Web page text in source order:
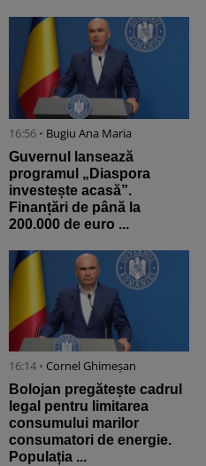
16:56 • Bugiu ⁠Ana Maria
Guvernul lansează
programul „Diaspora
investește acasă”.
Finanțări de până la
200.000 de euro ...
16:14 • Cornel Ghimeșan
Bolojan pregătește cadrul
legal pentru limitarea
consumului marilor
consumatori de energie.
Populația ...